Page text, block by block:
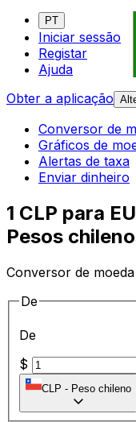
PT
Iniciar sessão
Registar
Ajuda
Obter a aplicação
Conversor de
Gráficos de
Alertas de taxa
Enviar dinheiro
1 CLP para
Pesos
Conversor de moeda
De
De
$
CLP - Peso chileno